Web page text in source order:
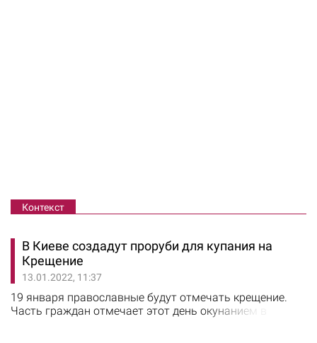
Контекст
В Киеве создадут проруби для купания на
Крещение
13.01.2022, 11:37
19 января православные будут отмечать крещение.
Часть граждан отмечает этот день окунанием в